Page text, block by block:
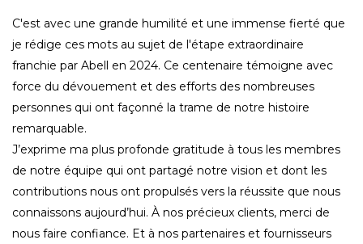
C'est avec une grande humilité et une immense fierté que
je rédige ces mots au sujet de l'étape extraordinaire
franchie par Abell en 2024. Ce centenaire témoigne avec
force du dévouement et des efforts des nombreuses
personnes qui ont façonné la trame de notre histoire
remarquable.
J’exprime ma plus profonde gratitude à tous les membres
de notre équipe qui ont partagé notre vision et dont les
contributions nous ont propulsés vers la réussite que nous
connaissons aujourd’hui. À nos précieux clients, merci de
nous faire confiance. Et à nos partenaires et fournisseurs